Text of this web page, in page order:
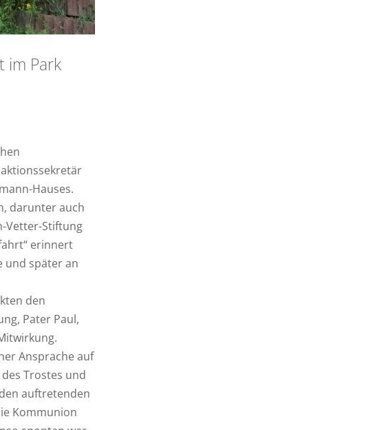
im Park
Hauses.
darunter auch
Vetter-Stiftung
erinnert
und später an
den
Pater Paul,
Ansprache auf
Trostes und
auftretenden
Kommunion